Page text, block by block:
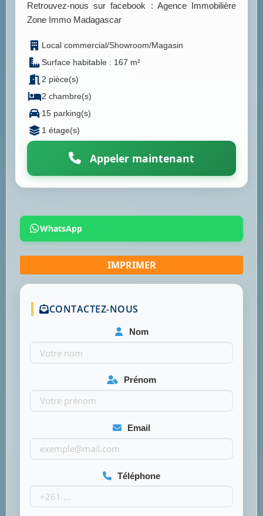
Retrouvez-nous sur facebook : Agence Immobilière
Zone Immo Madagascar
Local commercial/Showroom/Magasin
Surface habitable : 167 m²
2 pièce(s)
2 chambre(s)
15 parking(s)
1 étage(s)
Appeler maintenant
WhatsApp
CONTACTEZ-NOUS
Nom
Prénom
Email
Téléphone